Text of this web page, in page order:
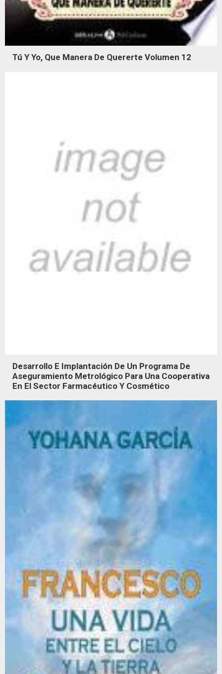
Tú Y Yo, Que Manera De Quererte Volumen 12
Desarrollo E Implantación De Un Programa De
Aseguramiento Metrológico Para Una Cooperativa
En El Sector Farmacéutico Y Cosmético